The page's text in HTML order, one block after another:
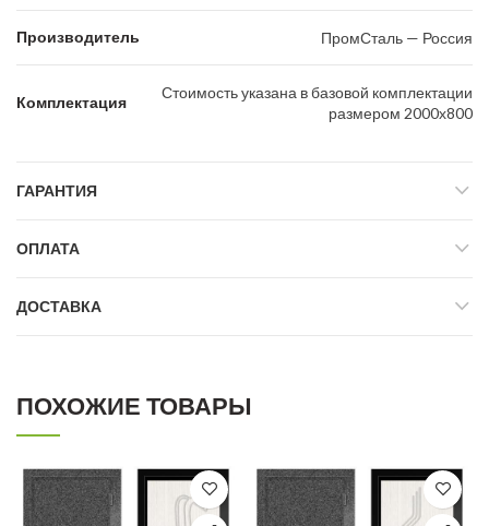
Производитель ПромСталь — Россия
Комплектация
Стоимость указана в базовой комплектации
размером 2000х800
ГАРАНТИЯ
ОПЛАТА
ДОСТАВКА
ПОХОЖИЕ ТОВАРЫ